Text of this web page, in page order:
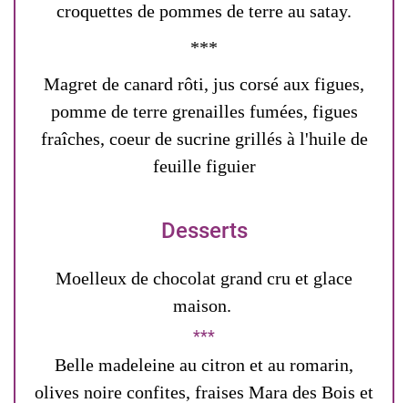
croquettes de pommes de terre au satay.
***
Magret de canard rôti, jus corsé aux figues,
pomme de terre grenailles fumées, figues
fraîches, coeur de sucrine grillés à l'huile de
feuille figuier
Desserts
Moelleux de chocolat grand cru et glace
maison.
Belle madeleine au citron et au romarin,
olives noire confites, fraises Mara des Bois et